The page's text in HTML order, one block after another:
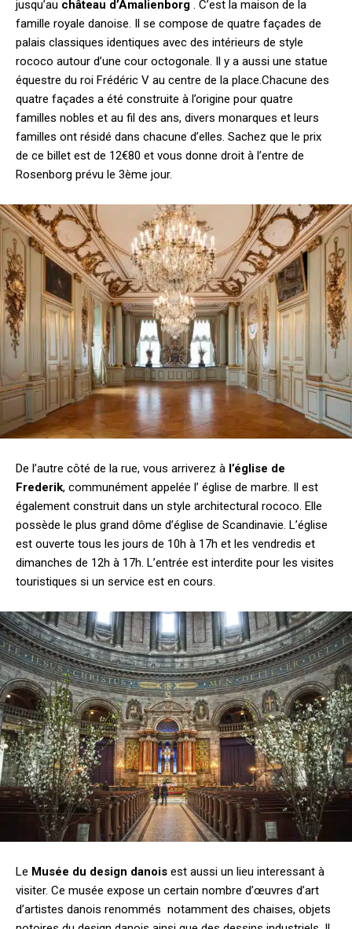
jusqu’au c hâteau d’Amalienborg . C’est la maison de la
famille royale danoise. Il se compose de quatre façades de
palais classiques identiques avec des intérieurs de style
rococo autour d’une cour octogonale. Il y a aussi une statue
équestre du roi Frédéric V au centre de la place.Chacune des
quatre façades a été construite à l’origine pour quatre
familles nobles et au fil des ans, divers monarques et leurs
familles ont résidé dans chacune d’elles. Sachez que le prix
de ce billet est de 12€80 et vous donne droit à l’entre de
Rosenborg prévu le 3ème jour.
De l’autre côté de la rue, vous arriverez à l’église de
Frederik, communément appelée l’ église de marbre. Il est
également construit dans un style architectural rococo. Elle
possède le plus grand dôme d’église de Scandinavie. L’église
est ouverte tous les jours de 10h à 17h et les vendredis et
dimanches de 12h à 17h. L’entrée est interdite pour les visites
touristiques si un service est en cours.
Le Musée du design danois est aussi un lieu interessant à
visiter. Ce musée expose un certain nombre d’œuvres d’art
d’artistes danois renommés notamment des chaises, objets